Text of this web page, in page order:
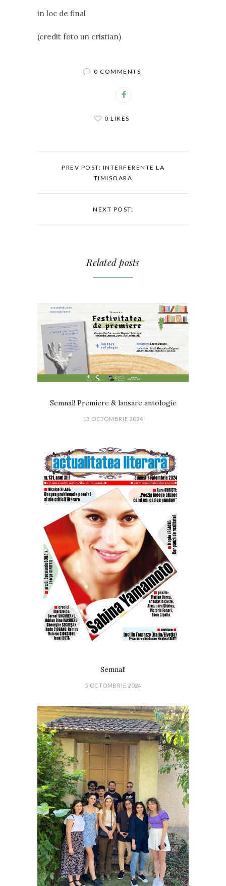
in loc de final
(credit foto un cristian)
0 COMMENTS
0 LIKES
PREV POST: INTERFERENTE LA
TIMISOARA
NEXT POST:
Related posts
Semnal! Premiere & lansare antologie
13 OCTOMBRIE 2024
Semnal!
5 OCTOMBRIE 2024